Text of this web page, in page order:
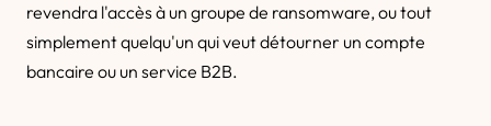
revendra l'accès à un groupe de ransomware, ou tout
simplement quelqu'un qui veut détourner un compte
bancaire ou un service B2B.